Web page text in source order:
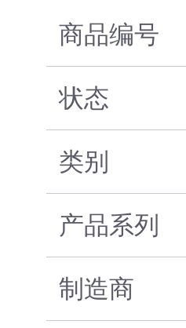
商品编号
状态
类别
产品系列
制造商